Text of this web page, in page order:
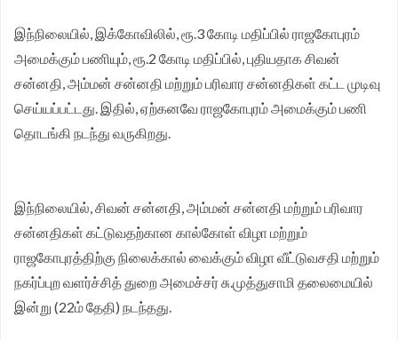
இந்நிலையில், இக்கோவிலில், ரூ.3 கோடி மதிப்பில் ராஜகோபுரம்
அமைக்கும் பணியும், ரூ.2 கோடி மதிப்பில், புதியதாக சிவன்
சன்னதி, அம்மன் சன்னதி மற்றும் பரிவார சன்னதிகள் கட்ட முடிவு
செய்யப்பட்டது. இதில், ஏற்கனவே ராஜகோபுரம் அமைக்கும் பணி
தொடங்கி நடந்து வருகிறது.
இந்நிலையில், சிவன் சன்னதி, அம்மன் சன்னதி மற்றும் பரிவார
சன்னதிகள் கட்டுவதற்கான கால்கோள் விழா மற்றும்
ராஜகோபுரத்திற்கு நிலைக்கால் வைக்கும் விழா வீட்டுவசதி மற்றும்
நகர்ப்புற வளர்ச்சித் துறை அமைச்சர் சு.முத்துசாமி தலைமையில்
இன்று (22ம் தேதி) நடந்தது.